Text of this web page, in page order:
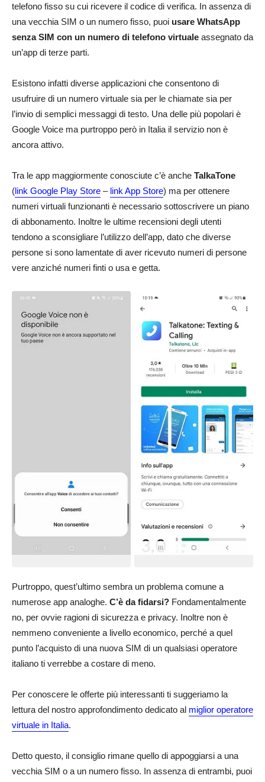
telefono fisso su cui ricevere il codice di verifica. In assenza di
una vecchia SIM o un numero fisso, puoi usare WhatsApp
senza SIM con un numero di telefono virtuale assegnato da
un’app di terze parti.
Esistono infatti diverse applicazioni che consentono di
usufruire di un numero virtuale sia per le chiamate sia per
l’invio di semplici messaggi di testo. Una delle più popolari è
Google Voice ma purtroppo però in Italia il servizio non è
ancora attivo.
Tra le app maggiormente conosciute c’è anche TalkaTone
(link Google Play Store – link App Store) ma per ottenere
numeri virtuali funzionanti è necessario sottoscrivere un piano
di abbonamento. Inoltre le ultime recensioni degli utenti
tendono a sconsigliare l’utilizzo dell’app, dato che diverse
persone si sono lamentate di aver ricevuto numeri di persone
vere anziché numeri finti o usa e getta.
Purtroppo, quest’ultimo sembra un problema comune a
numerose app analoghe. C’è da fidarsi? Fondamentalmente
no, per ovvie ragioni di sicurezza e privacy. Inoltre non è
nemmeno conveniente a livello economico, perché a quel
punto l’acquisto di una nuova SIM di un qualsiasi operatore
italiano ti verrebbe a costare di meno.
Per conoscere le offerte più interessanti ti suggeriamo la
lettura del nostro approfondimento dedicato al miglior operatore
virtuale in Italia.
Detto questo, il consiglio rimane quello di appoggiarsi a una
vecchia SIM o a un numero fisso. In assenza di entrambi, puoi